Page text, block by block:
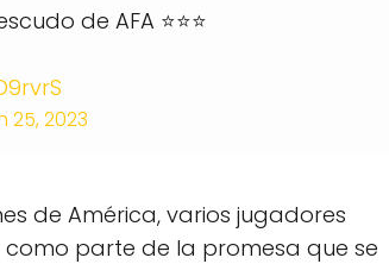
de AFA ⭐️⭐️⭐
25, 2023
de América, varios jugadores
parte de la promesa que se